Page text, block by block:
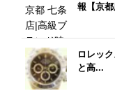
報【京
ロレッ
と高...